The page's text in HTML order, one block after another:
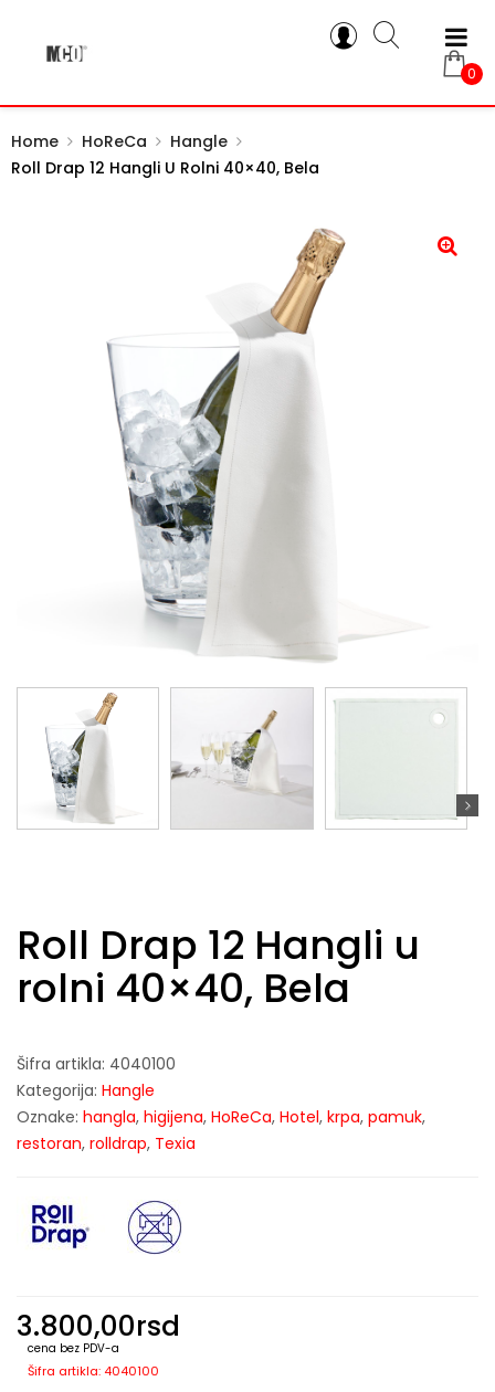
0
Home HoReCa
Hangle
Roll Drap 12 Hangli U Rolni 40×40, Bela
Roll Drap 12 Hangli u
rolni 40×40, Bela
Šifra artikla: 4040100
Kategorija: Hangle
Oznake: hangla, higijena, HoReCa, Hotel, krpa, pamuk,
restoran, rolldrap, Texia
3.800,00rsd
cena bez PDV-a
Šifra artikla: 4040100